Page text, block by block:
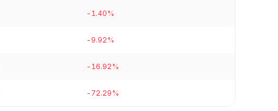
-1.40%
-9.92%
-16.92%
-72.29%